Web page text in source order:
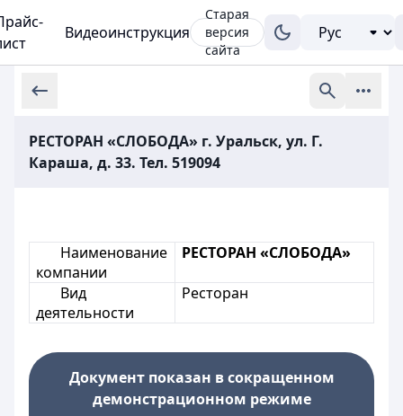
Видеоинструкция
Старая
версия
сайта
РЕСТОРАН «СЛОБОДА» г. Уральск, ул. Г.
Караша, д. 33. Тел. 519094
Наименование
компании
РЕСТОРАН «СЛОБОДА»
Вид
деятельности
Ресторан
Документ показан в сокращенном
демонстрационном режиме